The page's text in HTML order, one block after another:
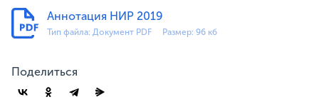
Аннотация НИР 2019
Тип файла: Документ PDF Размер: 96 кб
Поделиться